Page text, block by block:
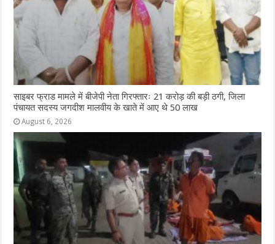
साइबर फ्राड मामले में बीजेपी नेता गिरफ्तारः 21 करोड़ की बड़ी ठगी, जिला
पंचायत सदस्य जगदीश मालवीय के खाते में आए थे 50 लाख
August 6, 2026